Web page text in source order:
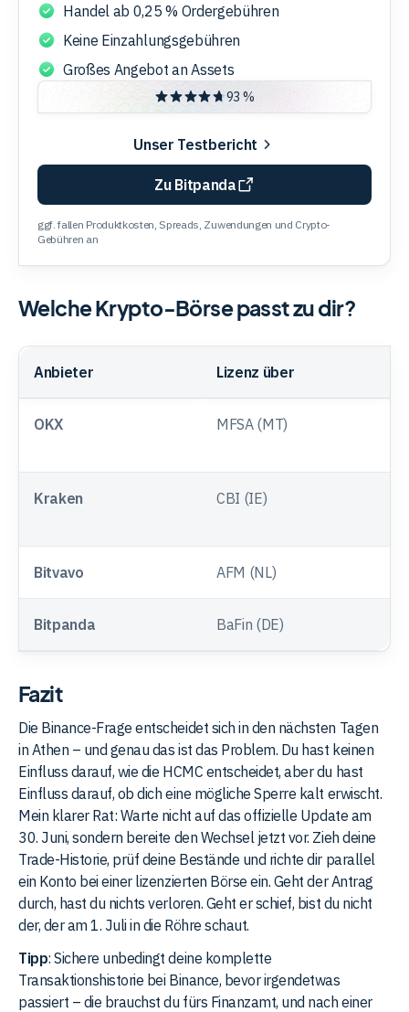
Handel ab 0,25 % Ordergebühren
Keine Einzahlungsgebühren
Großes Angebot an Assets
93 %
Unser Testbericht
Zu Bitpanda
ggf. fallen Produktkosten, Spreads, Zuwendungen und Crypto-
Gebühren an
Welche Krypto-Börse passt zu dir?
Anbieter Lizenz über
OKX MFSA (MT)
Kraken CBI (IE)
Bitvavo AFM (NL)
Bitpanda BaFin (DE)
Fazit
Die Binance-Frage entscheidet sich in den nächsten Tagen
in Athen – und genau das ist das Problem. Du hast keinen
Einfluss darauf, wie die HCMC entscheidet, aber du hast
Einfluss darauf, ob dich eine mögliche Sperre kalt erwischt.
Mein klarer Rat: Warte nicht auf das offizielle Update am
30. Juni, sondern bereite den Wechsel jetzt vor. Zieh deine
Trade-Historie, prüf deine Bestände und richte dir parallel
ein Konto bei einer lizenzierten Börse ein. Geht der Antrag
durch, hast du nichts verloren. Geht er schief, bist du nicht
der, der am 1. Juli in die Röhre schaut.
Tipp: Sichere unbedingt deine komplette
Transaktionshistorie bei Binance, bevor irgendetwas
passiert – die brauchst du fürs Finanzamt, und nach einer